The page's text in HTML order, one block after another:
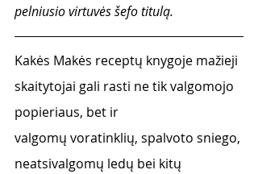
pelniusio virtuvės šefo titulą.
Kakės Makės receptų knygoje mažieji
skaitytojai gali rasti ne tik valgomojo
popieriaus, bet ir
valgomų voratinklių, spalvoto sniego,
neatsivalgomų ledų bei kitų